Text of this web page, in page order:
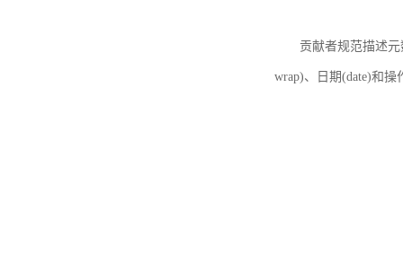
贡献者规范描述
wrap)、日期(date)和操